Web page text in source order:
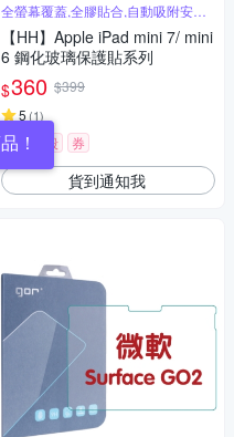
全螢幕覆蓋,全膠貼合,自動吸附安裝
簡單
【HH】Apple iPad mini 7/ mini
6 鋼化玻璃保護貼系列
$360 $399
5(1)
限時下殺 券
貨到通知我